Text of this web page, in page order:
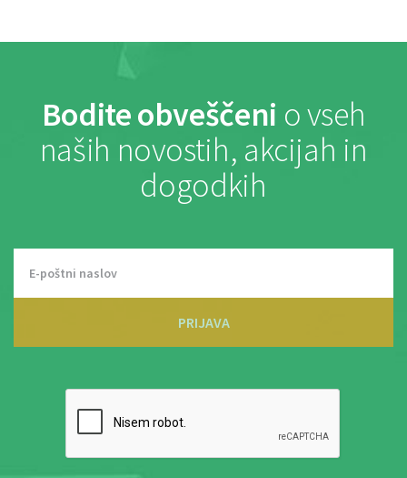
Bodite obveščeni o vseh
naših novostih, akcijah in
dogodkih
PRIJAVA